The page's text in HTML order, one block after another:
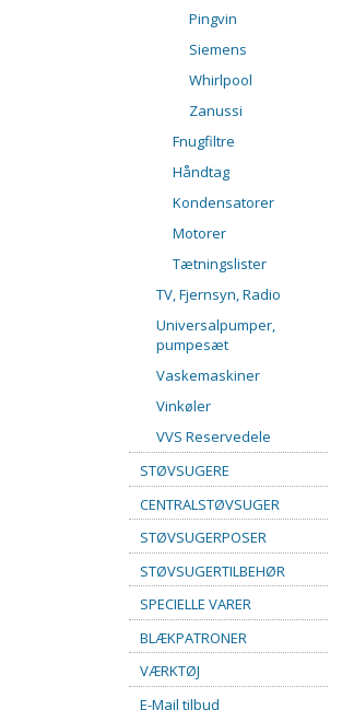
Pingvin
Siemens
Whirlpool
Zanussi
Fnugfiltre
Håndtag
Kondensatorer
Motorer
Tætningslister
TV, Fjernsyn, Radio
Universalpumper,
pumpesæt
Vaskemaskiner
Vinkøler
VVS Reservedele
STØVSUGERE
CENTRALSTØVSUGER
STØVSUGERPOSER
STØVSUGERTILBEHØR
SPECIELLE VARER
BLÆKPATRONER
VÆRKTØJ
E-Mail tilbud